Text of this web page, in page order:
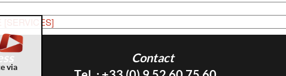
[SERVICES]
Contact
via